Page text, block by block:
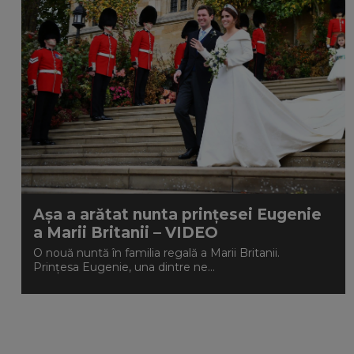
Așa a arătat nunta prințesei Eugenie
a Marii Britanii – VIDEO
O nouă nuntă în familia regală a Marii Britanii.
Prințesa Eugenie, una dintre ne...